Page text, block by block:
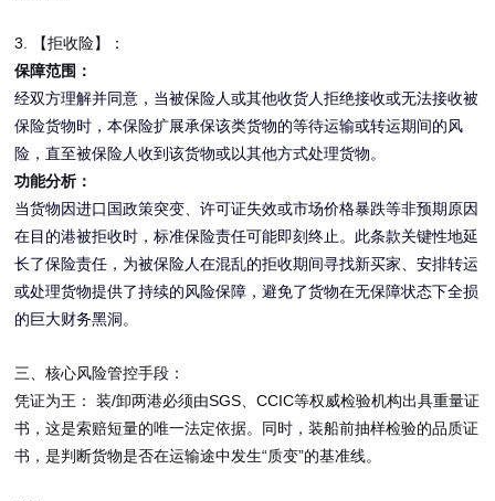
3. 【拒收险】
：
保障范围：
经双方理解并同意，当被保险人或其他收货人拒绝接收或无法接收被
保险货物时，本保险扩展承保该类货物的等待运输或转运期间的风
险，直至被保险人收到该货物或以其他方式处理货物。
功能分析：
当货物因进口国政策突变、许可证失效或市场价格暴跌等非预期原因
在目的港被拒收时，标准保险责任可能即刻终止。此条款关键性地延
长了保险责任，为被保险人在混乱的拒收期间寻找新买家、安排转运
或处理货物提供了持续的风险保障，避免了货物在无保障状态下全损
的巨大财务黑洞。
三、核心风险管控手段：
凭证为王：
装/卸两港必须由SGS、CCIC等权威检验机构出具重量证
书 ，这是索赔短量的唯一法定依据。同时，装船前抽样检验的品质证
书，是判断货物是否在运输途中发生“质变”的基准线。